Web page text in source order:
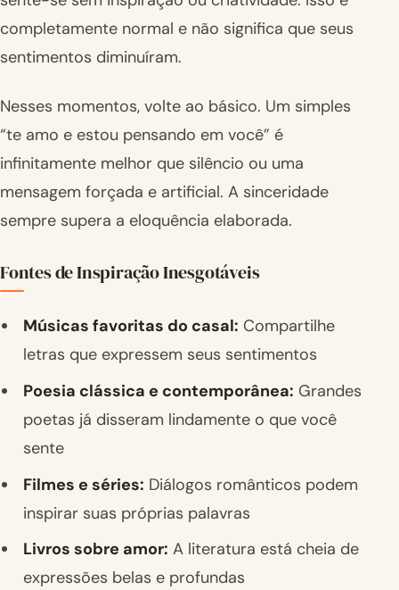
completamente normal e não significa que seus
sentimentos diminuíram.
Nesses momentos, volte ao básico. Um simples
“te amo e estou pensando em você” é
infinitamente melhor que silêncio ou uma
mensagem forçada e artificial. A sinceridade
sempre supera a eloquência elaborada.
Fontes de Inspiração Inesgotáveis
Músicas favoritas do casal: Compartilhe
letras que expressem seus sentimentos
Poesia clássica e contemporânea: Grandes
poetas já disseram lindamente o que você
sente
Filmes e séries: Diálogos românticos podem
inspirar suas próprias palavras
Livros sobre amor: A literatura está cheia de
expressões belas e profundas